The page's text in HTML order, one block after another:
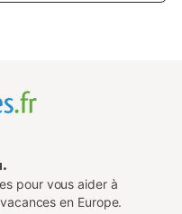
pour vous aider à
en Europe.